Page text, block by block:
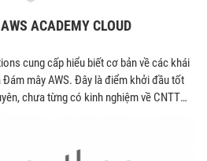
ACADEMY CLOUD
cung cấp hiểu biết cơ bản về các khái
Đám mây AWS. Đây là điểm khởi đầu tốt
chưa từng có kinh nghiệm về CNTT